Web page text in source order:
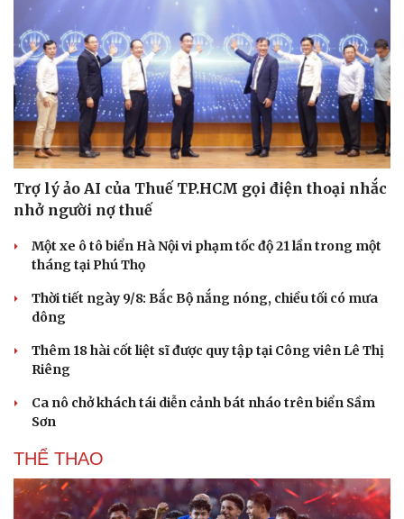
Trợ lý ảo AI của Thuế TP.HCM gọi điện thoại nhắc
nhở người nợ thuế
Một xe ô tô biển Hà Nội vi phạm tốc độ 21 lần trong một
tháng tại Phú Thọ
Thời tiết ngày 9/8: Bắc Bộ nắng nóng, chiều tối có mưa
dông
Thêm 18 hài cốt liệt sĩ được quy tập tại Công viên Lê Thị
Riêng
Ca nô chở khách tái diễn cảnh bát nháo trên biển Sầm
Sơn
THỂ THAO